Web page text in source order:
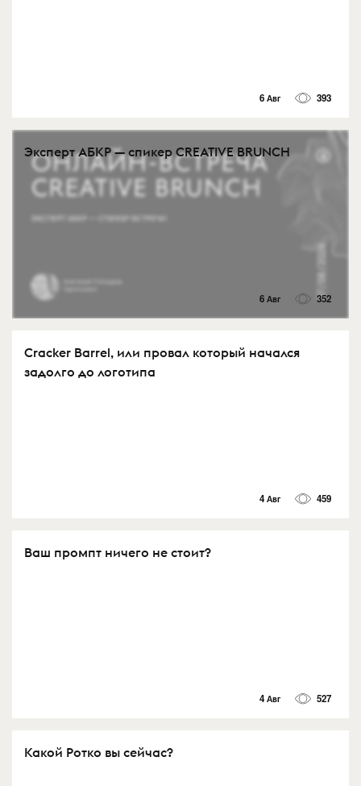
6 Авг 393
Эксперт АБКР — спикер CREATIVE BRUNCH
6 Авг 352
Cracker Barrel, или провал который начался
задолго до логотипа
4 Авг 459
Ваш промпт ничего не стоит?
4 Авг 527
Какой Ротко вы сейчас?